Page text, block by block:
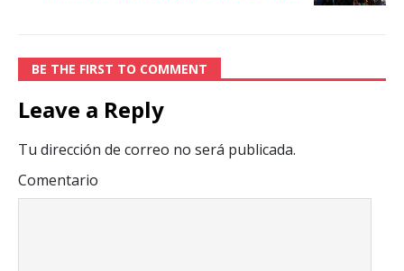
BE THE FIRST TO COMMENT
Leave a Reply
Tu dirección de correo no será publicada.
Comentario